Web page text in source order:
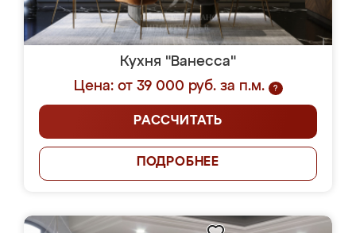
Кухня "Ванесса"
Цена: от 39 000 руб. за п.м.
?
РАССЧИТАТЬ
ПОДРОБНЕЕ